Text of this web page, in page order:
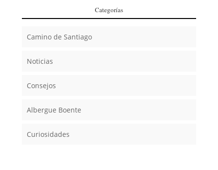
Categorías
Camino de Santiago
Noticias
Consejos
Albergue Boente
Curiosidades